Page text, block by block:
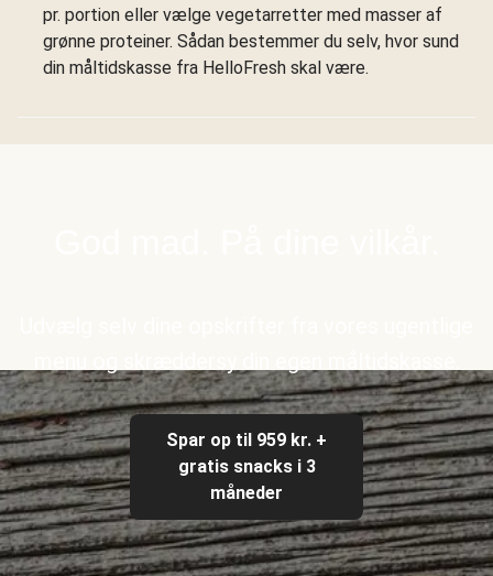
pr. portion eller vælge vegetarretter med masser af
grønne proteiner. Sådan bestemmer du selv, hvor sund
din måltidskasse fra HelloFresh skal være.
Spar op til 959 kr. +
gratis snacks i 3
måneder